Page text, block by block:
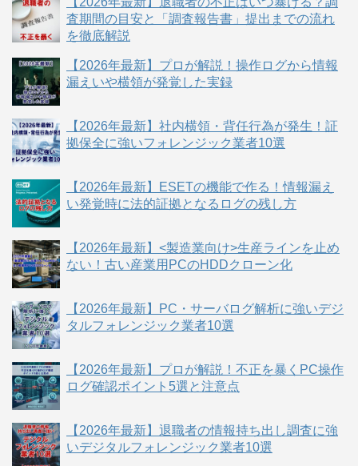
査期間の目安と「調査報告書」提出までの流れ
を徹底解説
【2026年最新】プロが解説！操作ログから情報
漏えいや横領が発覚した実録
【2026年最新】社内横領・背任行為が発生！証
拠保全に強いフォレンジック業者10選
【2026年最新】ESETの機能で作る！情報漏え
い発覚時に法的証拠となるログの残し方
【2026年最新】<製造業向け>生産ラインを止め
ない！古い産業用PCのHDDクローン化
【2026年最新】PC・サーバログ解析に強いデジ
タルフォレンジック業者10選
【2026年最新】プロが解説！不正を暴くPC操作
ログ確認ポイント5選と注意点
【2026年最新】退職者の情報持ち出し調査に強
いデジタルフォレンジック業者10選